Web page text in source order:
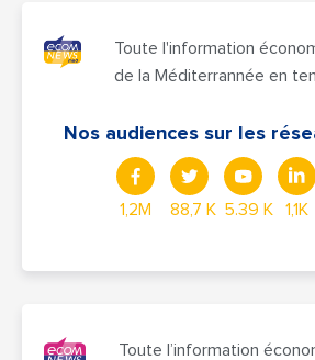
Toute l'information
de la Méditerrannée en
Nos audiences sur les
1,2M 88,7 K 5.39 K 1,1K
Toute l’information